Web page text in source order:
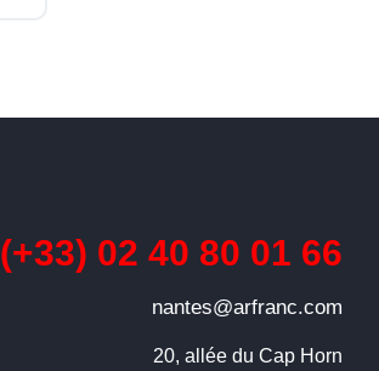
(+33) 02 40 80 01 66
nantes@arfranc.com
20, allée du Cap Horn